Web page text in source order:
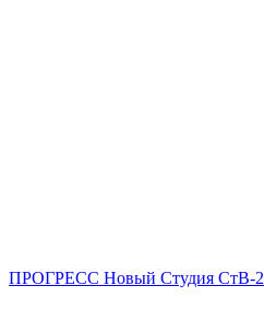
ПРОГРЕСС Новый Студия СтВ-2